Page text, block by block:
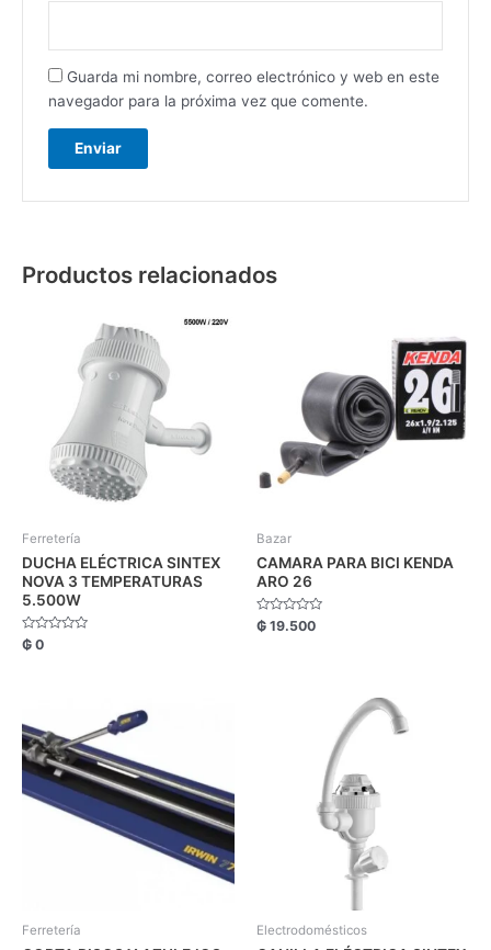
Guarda mi nombre, correo electrónico y web en este
navegador para la próxima vez que comente.
Productos relacionados
Ferretería
DUCHA ELÉCTRICA SINTEX
NOVA 3 TEMPERATURAS
5.500W
Valorado
con
₲ 0
Bazar
CAMARA PARA BICI KENDA
ARO 26
Valorado
con
₲ 19.500
Ferretería Electrodomésticos